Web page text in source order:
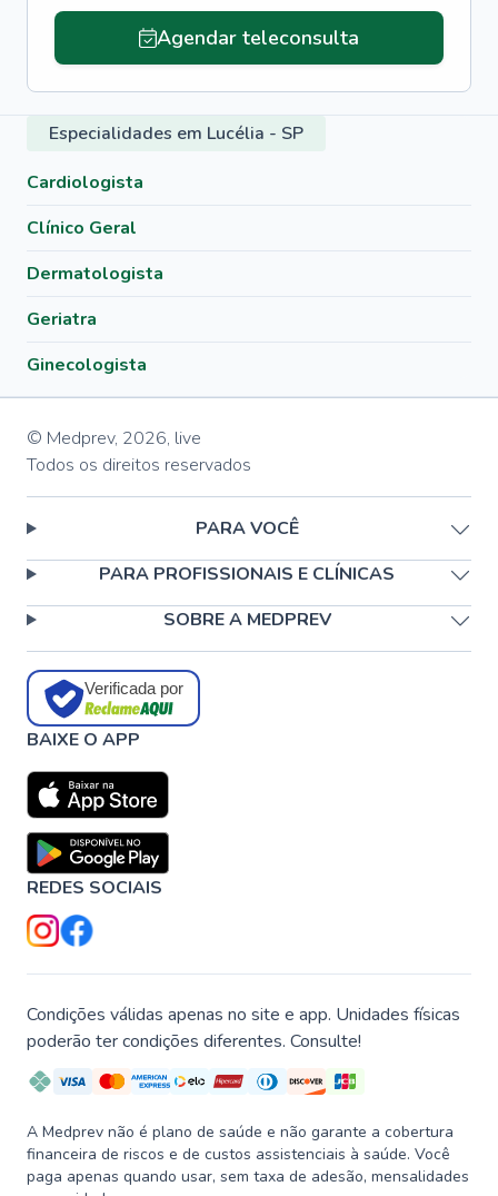
Agendar teleconsulta
Especialidades em Lucélia - SP
Cardiologista
Clínico Geral
Dermatologista
Geriatra
Ginecologista
© Medprev, 2026, live
Todos os direitos reservados
PARA VOCÊ
PARA PROFISSIONAIS E CLÍNICAS
SOBRE A MEDPREV
Verificada por
BAIXE O APP
REDES SOCIAIS
Condições válidas apenas no site e app. Unidades físicas
poderão ter condições diferentes. Consulte!
A Medprev não é plano de saúde e não garante a cobertura
financeira de riscos e de custos assistenciais à saúde. Você
paga apenas quando usar, sem taxa de adesão, mensalidades